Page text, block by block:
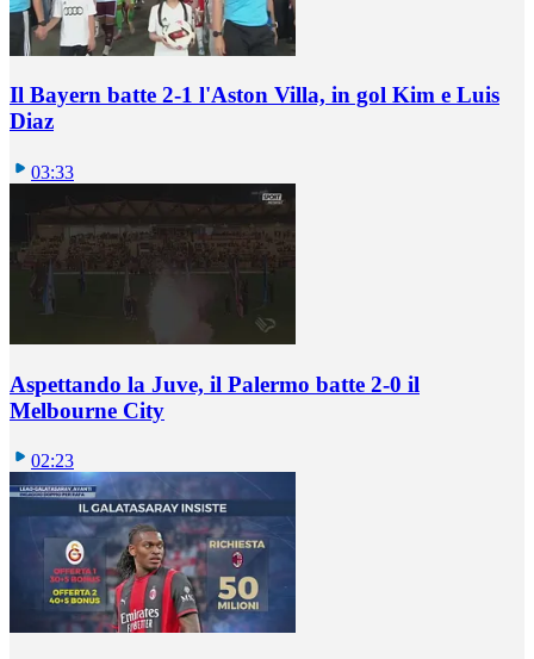
Il Bayern batte 2-1 l'Aston Villa, in gol Kim e Luis
Diaz
03:33
Aspettando la Juve, il Palermo batte 2-0 il
Melbourne City
02:23